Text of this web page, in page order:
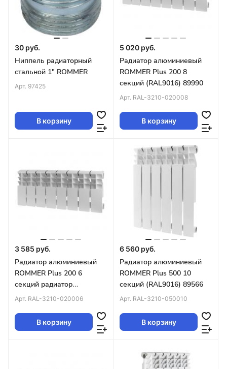
30 руб.
Ниппель радиаторный
стальной 1" ROMMER
Арт. 97425
В корзину
5 020 руб.
Радиатор алюминиевый
ROMMER Plus 200 8
секций (RAL9016) 89990
Арт. RAL-3210-020008
В корзину
3 585 руб.
Радиатор алюминиевый
ROMMER Plus 200 6
секций радиатор
(RAL9016) 89989
Арт. RAL-3210-020006
В корзину
6 560 руб.
Радиатор алюминиевый
ROMMER Plus 500 10
секций (RAL9016) 89566
Арт. RAL-3210-050010
В корзину